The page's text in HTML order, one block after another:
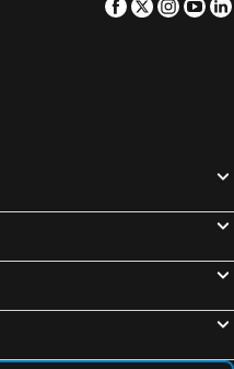
Facebook
Twitter